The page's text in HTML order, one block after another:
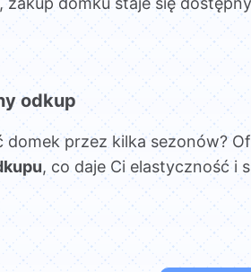
odkup
domek przez kilka sezonów?
, co daje Ci elastyczność i